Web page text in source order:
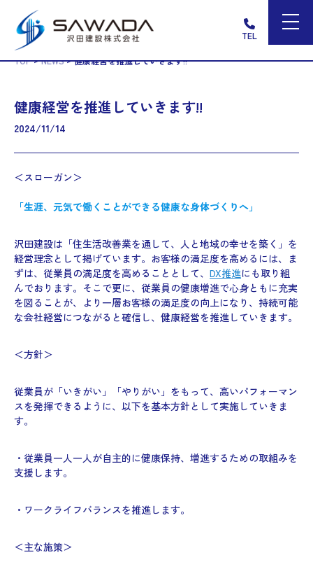
TEL
TOP>NEWS>健康経営を推進していきます!!
健康経営を推進していきます!!
2024/11/14
＜スローガン＞
「生涯、元気で働くことができる健康な身体づくりへ」
沢田建設は「住生活改善業を通して、人と地域の幸せを築く」を
経営理念として掲げています。お客様の満足度を高めるには、ま
ずは、従業員の満足度を高めることとして、 DX推進にも取り組
んでおります。そこで更に、従業員の健康増進で心身ともに充実
を図ることが、より一層お客様の満足度の向上になり、持続可能
な会社経営につながると確信し、健康経営を推進していきます。
＜方針＞
従業員が「いきがい」「やりがい」をもって、高いパフォーマン
スを発揮できるように、以下を基本方針として実施していきま
す。
・従業員一人一人が自主的に健康保持、増進するための取組みを
支援します。
・ワークライフバランスを推進します。
＜主な施策＞